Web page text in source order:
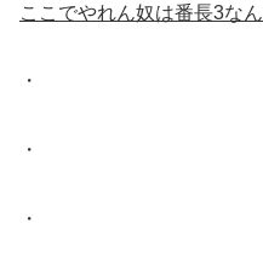
ここでやれん奴は番長3な
・
・
・